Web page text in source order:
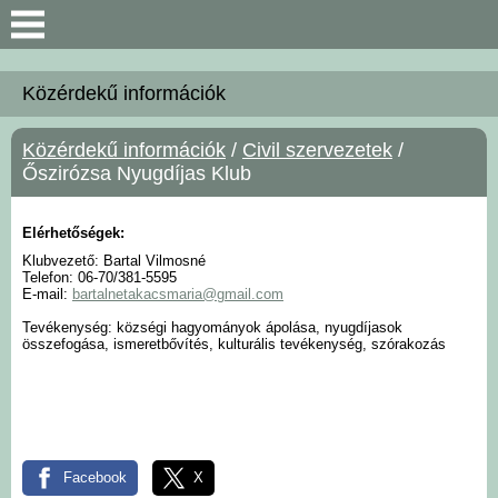
Keresés
Bemutatkozás
Önkormányzat
Polgármesteri Hivatal
Közérdekű információk
Intézmények
Közérdekű információk
Közérdekű információk / Civil szervezetek /
Őszirózsa Nyugdíjas Klub
Elérhetőségek:
Klubvezető: Bartal Vilmosné
Telefon: 06-70/381-5595
E-mail: bartalnetakacsmaria@gmail.com
Tevékenység: községi hagyományok ápolása, nyugdíjasok
összefogása, ismeretbővítés, kulturális tevékenység, szórakozás
Facebook X